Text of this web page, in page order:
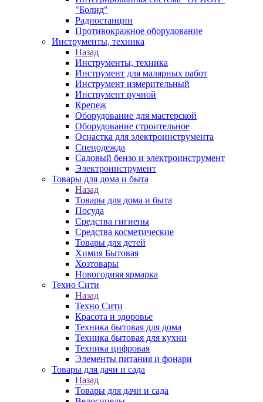
"Болид"
Радиостанции
Противокражное оборудование
Инструменты, техника
Назад
Инструменты, техника
Инструмент для малярных работ
Инструмент измерительный
Инструмент ручной
Крепеж
Оборудование для мастерской
Оборудование строительное
Оснастка для электроинструмента
Спецодежда
Садовый бензо и электроинструмент
Электроинструмент
Товары для дома и быта
Назад
Товары для дома и быта
Посуда
Средства гигиены
Средства косметические
Товары для детей
Химия Бытовая
Хозтовары
Новогодняя ярмарка
Техно Сити
Назад
Техно Сити
Красота и здоровье
Техника бытовая для дома
Техника бытовая для кухни
Техника цифровая
Элементы питания и фонари
Товары для дачи и сада
Назад
Товары для дачи и сада